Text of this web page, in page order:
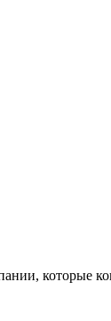
которые